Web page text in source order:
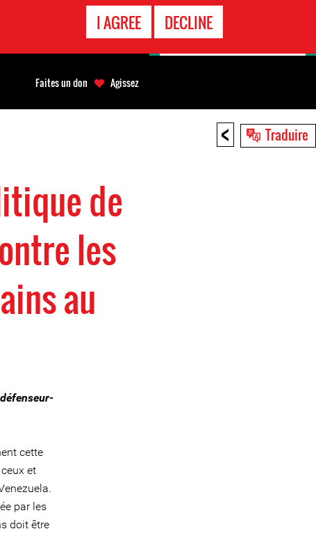
I AGREE DECLINE
< Traduire
de
les
au
cette
et
par les
doit être
Faites un don Agissez
D'URGENCE